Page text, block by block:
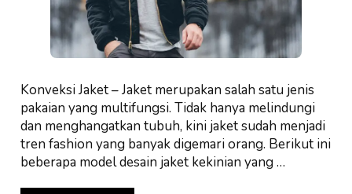
Konveksi Jaket – Jaket merupakan salah satu jenis
pakaian yang multifungsi. Tidak hanya melindungi
dan menghangatkan tubuh, kini jaket sudah menjadi
tren fashion yang banyak digemari orang. Berikut ini
beberapa model desain jaket kekinian yang …